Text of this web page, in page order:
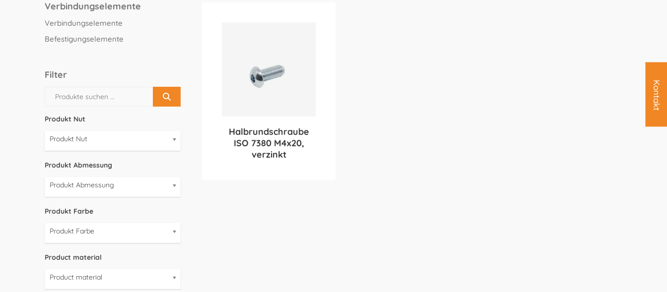
Verbindungselemente
Verbindungselemente
Befestigungselemente
Filter
Produkt Nut
Produkt Nut
Produkt Abmessung
Produkt Abmessung
Produkt Farbe
Produkt Farbe
Product material
Product material
Halbrundschraube
ISO 7380 M4x20,
verzinkt
Kontakt